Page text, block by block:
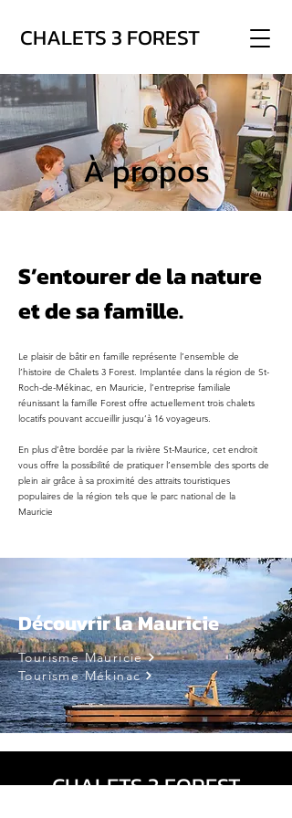
CHALETS 3 FOREST
À propos
S’entourer de la nature
et de sa famille.
Le plaisir de bâtir en famille représente l’ensemble de
l’histoire de Chalets 3 Forest. Implantée dans la région de St-
Roch-de-Mékinac, en Mauricie, l’entreprise familiale
réunissant la famille Forest offre actuellement trois chalets
locatifs pouvant accueillir jusqu’à 16 voyageurs.
En plus d’être bordée par la rivière St-Maurice, cet endroit
vous offre la possibilité de pratiquer l’ensemble des sports de
plein air grâce à sa proximité des attraits touristiques
populaires de la région tels que le parc national de la
Mauricie
Découvrir la Mauricie
Tourisme Mauricie
Tourisme Mékinac
CHALETS 3 FOREST